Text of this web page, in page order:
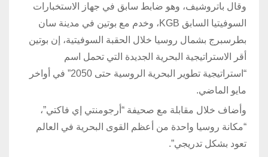
وقال باتروشيف، وهو ضابط سابق في جهاز الاستخبارات
السوفيتيا السابق KGB، وخدم مع بوتين في مدينة سان
بطرسبرج بشمال روسيا خلال الحقبة السوفيتية، إن بوتين
أقر الاستراتيجية البحرية الجديدة التي تحمل اسم
“استراتيجية تطوير البحرية الروسية حتى 2050” في أواخر
مايو الماضي.
وأضاف خلال مقابلة مع صحيفة “أرجومنتي إي فاكتي”،
“مكانة روسيا واحدة من أعظم القوى البحرية في العالم
تعود بشكل تدريجي”.